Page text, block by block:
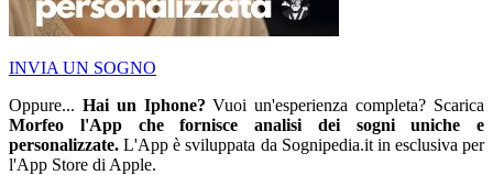
INVIA UN SOGNO
Oppure... Hai un Iphone? Vuoi un'esperienza completa? Scarica
Morfeo l'App che fornisce analisi dei sogni uniche e
personalizzate. L'App è sviluppata da Sognipedia.it in esclusiva per
l'App Store di Apple.